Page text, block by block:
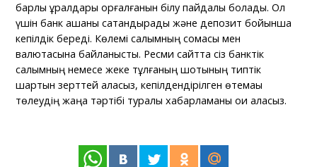
барлық құралдары қорғалғанын білу пайдалы болады. Ол
үшін банк ақшаны сақтандырады және депозит бойынша
кепілдік береді. Көлемі салымның сомасы мен
валютасына байланысты. Ресми сайтта сіз банктік
салымның немесе жеке тұлғаның шотының типтік
шартын зерттей аласыз, кепілдендірілген өтемақы
төлеудің жаңа тәртібі туралы хабарламаны оқи аласыз.